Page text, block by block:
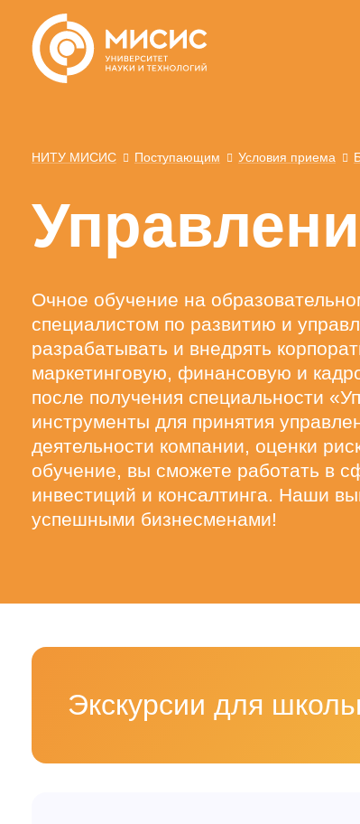
НИТУ МИСИС Поступающим Условия приема
Очное обучение на
специалистом по развитию и
разрабатывать и внедрять
маркетинговую, финансовую и
после получения специальности
инструменты для принятия
деятельности компании, оценки
обучение, вы сможете работать в
инвестиций и консалтинга. Наши
успешными бизнесменами!
Экскурсии для